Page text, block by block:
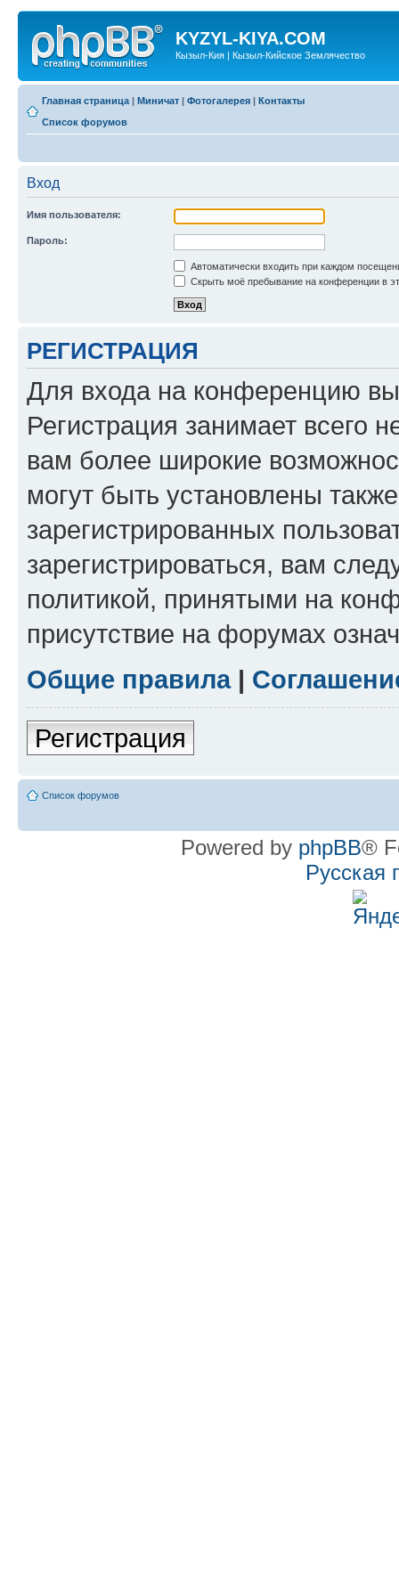
KYZYL-KIYA.COM
Кызыл-Кия | Кызыл-Кийское Землячество
Главная страница | Миничат | Фотогалерея | Контакты
Список форумов
Вход
Имя пользователя:
Пароль:
Автоматически входить при каждом
Скрыть моё пребывание на конференции в
РЕГИСТРАЦИЯ
Для входа на конференцию
Регистрация занимает всего
вам более широкие
могут быть установлены
зарегистрированных
зарегистрироваться, вам
политикой, принятыми на
присутствие на форумах
Общие правила|
Регистрация
Список форумов
Powered by phpBB®
Русская